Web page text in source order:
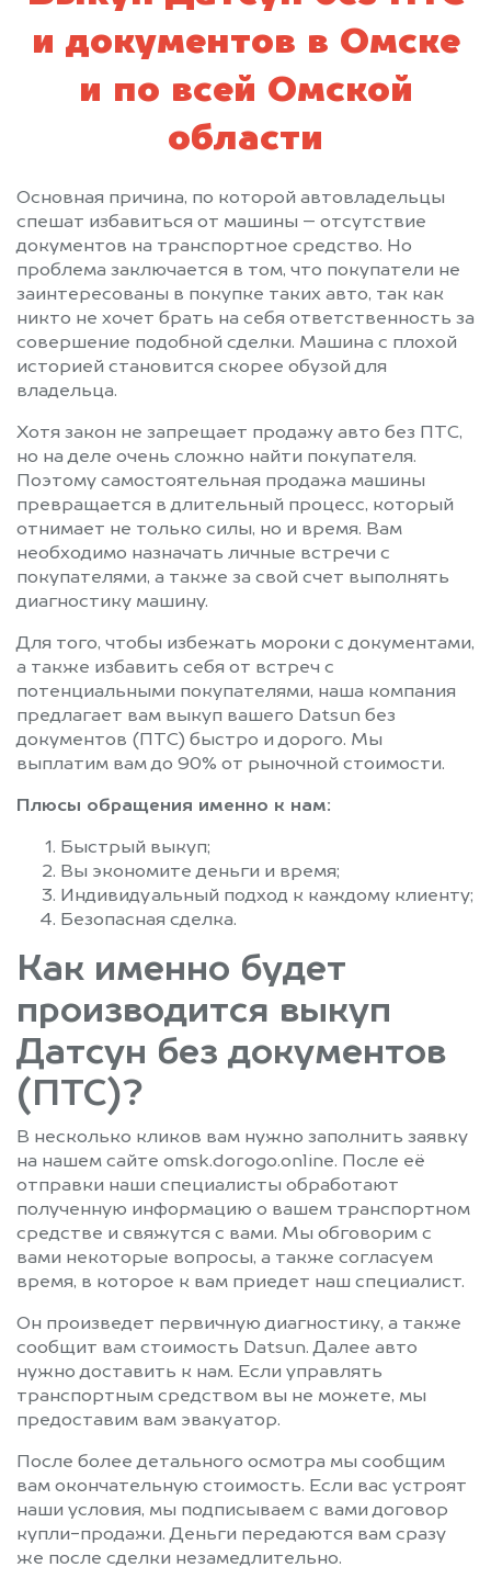
и документов в Омске
и по всей Омской
области
Основная причина, по которой автовладельцы
спешат избавиться от машины – отсутствие
документов на транспортное средство. Но
проблема заключается в том, что покупатели не
заинтересованы в покупке таких авто, так как
никто не хочет брать на себя ответственность за
совершение подобной сделки. Машина с плохой
историей становится скорее обузой для
владельца.
Хотя закон не запрещает продажу авто без ПТС,
но на деле очень сложно найти покупателя.
Поэтому самостоятельная продажа машины
превращается в длительный процесс, который
отнимает не только силы, но и время. Вам
необходимо назначать личные встречи с
покупателями, а также за свой счет выполнять
диагностику машину.
Для того, чтобы избежать мороки с документами,
а также избавить себя от встреч с
потенциальными покупателями, наша компания
предлагает вам выкуп вашего Datsun без
документов (ПТС) быстро и дорого. Мы
выплатим вам до 90% от рыночной стоимости.
Плюсы обращения именно к нам:
Быстрый выкуп;
Вы экономите деньги и время;
Индивидуальный подход к каждому клиенту;
Безопасная сделка.
Как именно будет
производится выкуп
Датсун без документов
(ПТС)?
В несколько кликов вам нужно заполнить заявку
на нашем сайте omsk.dorogo.online. После её
отправки наши специалисты обработают
полученную информацию о вашем транспортном
средстве и свяжутся с вами. Мы обговорим с
вами некоторые вопросы, а также согласуем
время, в которое к вам приедет наш специалист.
Он произведет первичную диагностику, а также
сообщит вам стоимость Datsun. Далее авто
нужно доставить к нам. Если управлять
транспортным средством вы не можете, мы
предоставим вам эвакуатор.
После более детального осмотра мы сообщим
вам окончательную стоимость. Если вас устроят
наши условия, мы подписываем с вами договор
купли-продажи. Деньги передаются вам сразу
же после сделки незамедлительно.